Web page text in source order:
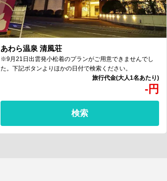
あわら温泉 清風荘
-円
※9月21日出雲発小松着のプランがご用意できませんでし
た。下記ボタンよりほかの日付で検索ください。
検索